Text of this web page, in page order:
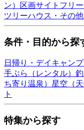
ン）
区画サイト フリ
ツリーハウス・その他
条件・目的から探
日帰り・デイキャンプ
手ぶら（レンタル） 釣
ち寄り温泉） 星空（天
ト
特集から探す